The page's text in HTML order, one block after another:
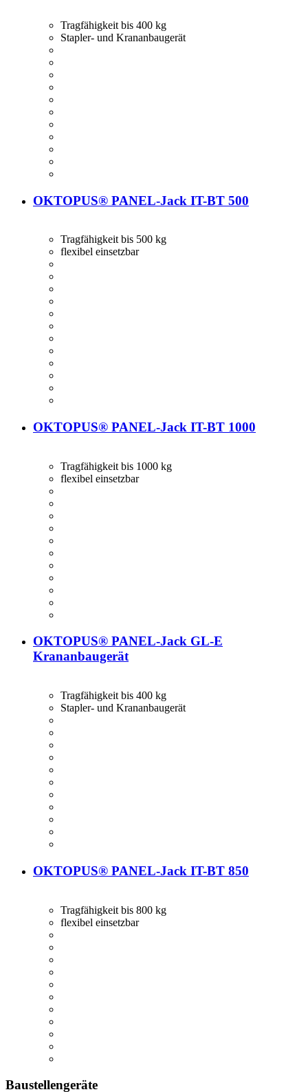
Tragfähigkeit bis 400 kg
Stapler- und Krananbaugerät
OKTOPUS® PANEL-Jack IT-BT 500
Tragfähigkeit bis 500 kg
flexibel einsetzbar
OKTOPUS® PANEL-Jack IT-BT 1000
Tragfähigkeit bis 1000 kg
flexibel einsetzbar
OKTOPUS® PANEL-Jack GL-E
Krananbaugerät
Tragfähigkeit bis 400 kg
Stapler- und Krananbaugerät
OKTOPUS® PANEL-Jack IT-BT 850
Tragfähigkeit bis 800 kg
flexibel einsetzbar
Baustellengeräte